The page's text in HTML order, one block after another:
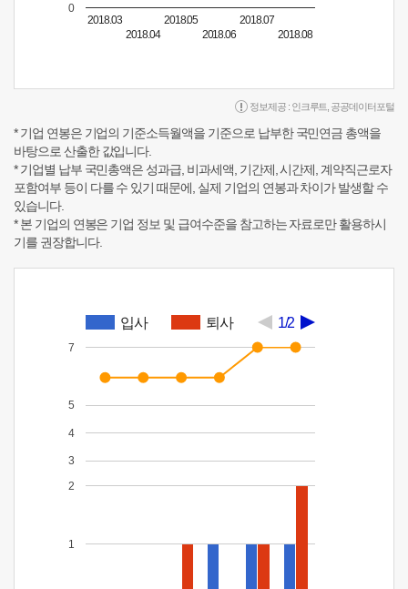
2018.03
2018.04
2018.05
2018.06
2018.07
2018.08
0
정보제공 : 인크루트 공공데이터포털
* 기업 연봉은 기업의 기준소득월액을 기준으로 납부한 국민연금 총액을
바탕으로 산출한 값입니다.
* 기업별 납부 국민총액은 성과급, 비과세액, 기간제, 시간제, 계약직근로자
포함여부 등이 다를 수 있기 때문에, 실제 기업의 연봉과 차이가 발생할 수
있습니다.
* 본 기업의 연봉은 기업 정보 및 급여수준을 참고하는 자료로만 활용하시
기를 권장합니다.
입사 퇴사 1/2
1
2
3
4
5
7